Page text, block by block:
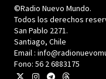
©Radio Nuevo Mundo.
Todos los derechos
San Pablo 2271.
Santiago, Chile
Email :
Fono: 56 2 6883175